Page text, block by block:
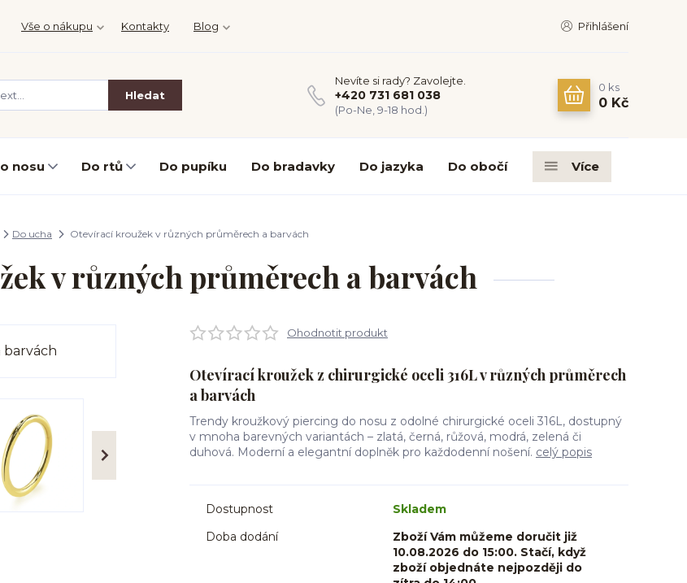
Vše o nákupu Kontakty Blog Přihlášení
Hledat
Nevíte si rady? Zavolejte.
+420 731 681 038
(Po-Ne, 9-18 hod.)
0 ks
0 Kč
nosu Do rtů Do pupíku Do bradavky Do jazyka Do obočí Více
Do ucha Otevírací kroužek v různých průměrech a barvách
v různých průměrech a barvách
Ohodnotit produkt
Otevírací kroužek z chirurgické oceli 316L v různých průměrech
a barvách
Trendy kroužkový piercing do nosu z odolné chirurgické oceli 316L, dostupný
v mnoha barevných variantách – zlatá, černá, růžová, modrá, zelená či
duhová. Moderní a elegantní doplněk pro každodenní nošení. celý popis
Dostupnost
Skladem
Doba dodání
Zboží Vám můžeme doručit již
10.08.2026 do 15:00. Stačí, když
zboží objednáte nejpozději do